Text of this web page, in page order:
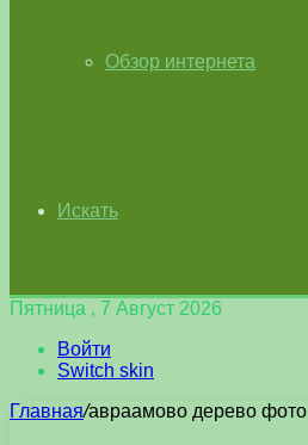
Обзор интернета
Искать
Пятница , 7 Август 2026
Войти
Switch skin
Главная/авраамово дерево фото